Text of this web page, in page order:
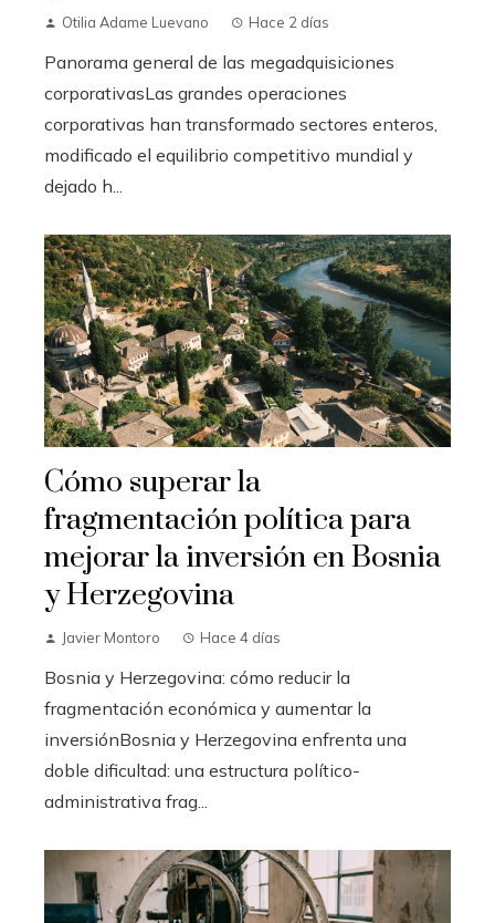
Otilia Adame Luevano Hace 2 días
Panorama general de las megadquisiciones
corporativasLas grandes operaciones
corporativas han transformado sectores enteros,
modificado el equilibrio competitivo mundial y
dejado h...
Cómo superar la
fragmentación política para
mejorar la inversión en Bosnia
y Herzegovina
Javier Montoro Hace 4 días
Bosnia y Herzegovina: cómo reducir la
fragmentación económica y aumentar la
inversiónBosnia y Herzegovina enfrenta una
doble dificultad: una estructura político-
administrativa frag...